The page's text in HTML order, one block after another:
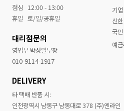
점심
12:00 - 13:00
휴일 토/일/공휴일
대리점문의
영업부 박성일부장
010-9114-1917
기업
신한
국민
예
DELIVERY
타 택배 반품 시:
인천광역시 남동구 남동대로 378 (주)엔라인